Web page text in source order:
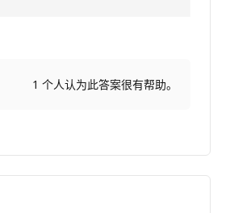
1 个人认为此答案很有帮助。